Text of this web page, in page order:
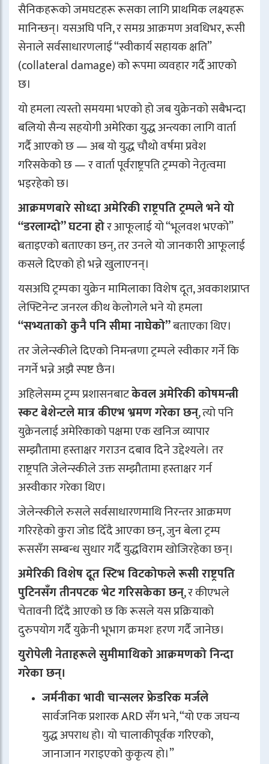
सैनिकहरूको जमघटहरू रूसका लागि प्राथमिक लक्ष्यहरू
मानिन्छन्। यसअघि पनि, र समग्र आक्रमण अवधिभर, रूसी
सेनाले सर्वसाधारणलाई “स्वीकार्य सहायक क्षति”
(collateral damage) को रूपमा व्यवहार गर्दै आएको
छ।
यो हमला त्यस्तो समयमा भएको हो जब युक्रेनको सबैभन्दा
बलियो सैन्य सहयोगी अमेरिका युद्ध अन्त्यका लागि वार्ता
गर्दै आएको छ — अब यो युद्ध चौथो वर्षमा प्रवेश
गरिसकेको छ — र वार्ता पूर्वराष्ट्रपति ट्रम्पको नेतृत्वमा
भइरहेको छ।
आक्रमणबारे सोध्दा अमेरिकी राष्ट्रपति ट्रम्पले भने यो
“डरलाग्दो” घटना होर आफूलाई यो “भूलवश भएको”
बताइएको बताएका छन्, तर उनले यो जानकारी आफूलाई
कसले दिएको हो भन्ने खुलाएनन्।
यसअघि ट्रम्पका युक्रेन मामिलाका विशेष दूत, अवकाशप्राप्त
लेफ्टिनेन्ट जनरल कीथ केलोगले भने यो हमला
“सभ्यताको कुनै पनि सीमा नाघेको”बताएका थिए।
तर जेलेन्स्कीले दिएको निमन्त्रणा ट्रम्पले स्वीकार गर्ने कि
नगर्ने भन्ने अझै स्पष्ट छैन।
अहिलेसम्म ट्रम्प प्रशासनबाटकेवल अमेरिकी कोषमन्त्री
स्कट बेशेन्टले मात्र कीएभ भ्रमण गरेका छन्, त्यो पनि
युक्रेनलाई अमेरिकाको पक्षमा एक खनिज व्यापार
सम्झौतामा हस्ताक्षर गराउन दबाव दिने उद्देश्यले। तर
राष्ट्रपति जेलेन्स्कीले उक्त सम्झौतामा हस्ताक्षर गर्न
अस्वीकार गरेका थिए।
जेलेन्स्कीले रुसले सर्वसाधारणमाथि निरन्तर आक्रमण
गरिरहेको कुरा जोड दिँदै आएका छन्, जुन बेला ट्रम्प
रूससँग सम्बन्ध सुधार गर्दै युद्धविराम खोजिरहेका छन्।
अमेरिकी विशेष दूत स्टिभ विटकोफले रूसी राष्ट्रपति
पुटिनसँग तीनपटक भेट गरिसकेका छन्, र कीएभले
चेतावनी दिँदै आएको छ कि रूसले यस प्रक्रियाको
दुरुपयोग गर्दै युक्रेनी भूभाग क्रमशः हरण गर्दै जानेछ।
युरोपेली नेताहरूले सुमीमाथिको आक्रमणको निन्दा
गरेका छन्।
जर्मनीका भावी चान्सलर फ्रेडरिक मर्जले
सार्वजनिक प्रशारक ARD सँग भने, “यो एक जघन्य
युद्ध अपराध हो। यो चालाकीपूर्वक गरिएको,
जानाजान गराइएको कुकृत्य हो।”